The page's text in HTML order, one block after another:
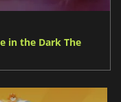
in the Dark The